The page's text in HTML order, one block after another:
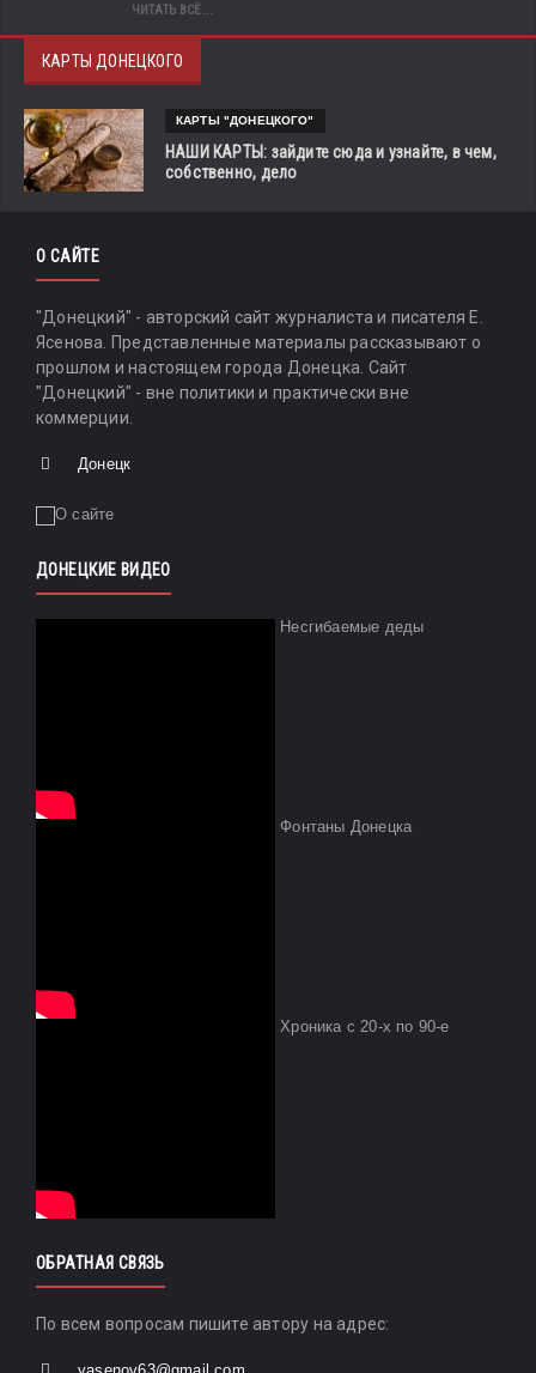
ЧИТАТЬ ВСЁ...
КАРТЫ ДОНЕЦКОГО
КАРТЫ "ДОНЕЦКОГО"
НАШИ КАРТЫ: зайдите сюда и узнайте, в чем,
собственно, дело
О САЙТЕ
"Донецкий" - авторский сайт журналиста и писателя Е.
Ясенова. Представленные материалы рассказывают о
прошлом и настоящем города Донецка. Сайт
"Донецкий" - вне политики и практически вне
коммерции.
Донецк
ДОНЕЦКИЕ ВИДЕО
Несгибаемые деды
Фонтаны Донецка
Хроника с 20-х по 90-е
ОБРАТНАЯ СВЯЗЬ
По всем вопросам пишите автору на адрес: